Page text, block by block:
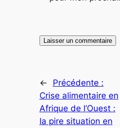
←
Précédente :
Crise alimentaire en
Afrique de l’Ouest :
la pire situation en